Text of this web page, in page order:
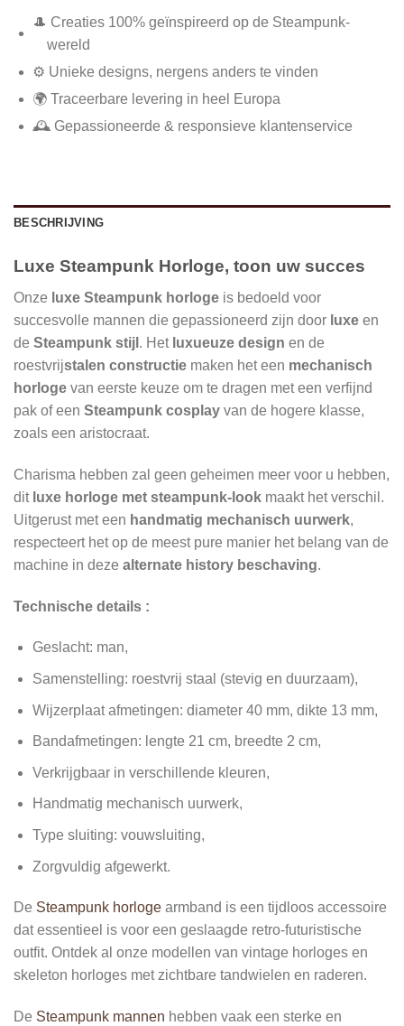
🎩 Creaties 100% geïnspireerd op de Steampunk-
wereld
⚙️ Unieke designs, nergens anders te vinden
🌍 Traceerbare levering in heel Europa
🕰️ Gepassioneerde & responsieve klantenservice
BESCHRIJVING
Luxe Steampunk Horloge, toon uw succes
Onze luxe Steampunk horloge is bedoeld voor
succesvolle mannen die gepassioneerd zijn door luxe en
de Steampunk stijl . Het luxueuze design en de
roestvrijstalen constructie maken het een mechanisch
horloge van eerste keuze om te dragen met een verfijnd
pak of een Steampunk cosplay van de hogere klasse,
zoals een aristocraat.
Charisma hebben zal geen geheimen meer voor u hebben,
dit luxe horloge met steampunk-look maakt het verschil.
Uitgerust met een handmatig mechanisch uurwerk,
respecteert het op de meest pure manier het belang van de
machine in deze alternate history beschaving.
Technische details :
Geslacht: man,
Samenstelling: roestvrij staal (stevig en duurzaam),
Wijzerplaat afmetingen: diameter 40 mm, dikte 13 mm,
Bandafmetingen: lengte 21 cm, breedte 2 cm,
Verkrijgbaar in verschillende kleuren,
Handmatig mechanisch uurwerk,
Type sluiting: vouwsluiting,
Zorgvuldig afgewerkt.
De Steampunk horloge armband is een tijdloos accessoire
dat essentieel is voor een geslaagde retro-futuristische
outfit. Ontdek al onze modellen van vintage horloges en
skeleton horloges met zichtbare tandwielen en raderen.
De Steampunk mannen hebben vaak een sterke en